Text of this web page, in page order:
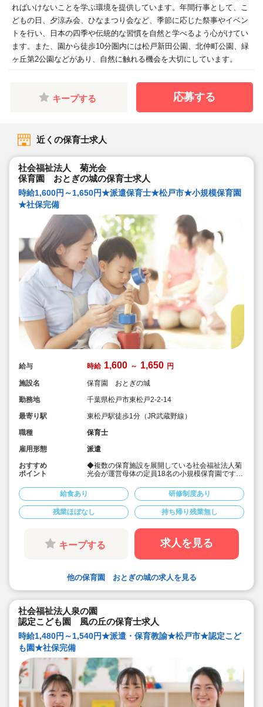
ればいけないことを学ぶ環境を提供しています。年間行事として、こ
どもの日、夕涼み会、ひなまつり会など、季節に応じた祭事やイベン
トを行い、日本の四季や伝統的な習慣を自然と学べるよう心がけてい
ます。また、園から徒歩10分圏内には松戸新田公園、北仲町公園、緑
ヶ丘第2公園などがあり、自然に触れる機会を大切にしています。
キープする 応募する
近くの保育士求人
社会福祉法人 菊光会
保育園 おとぎの城の保育士求人
時給1,600円～1,650円★派遣保育士★松戸市★小規模保育園
★社保完備
給与 時給 1,600 ～ 1,650 円
施設名
保育園 おとぎの城
勤務地
千葉県松戸市東松戸2-2-14
最寄り駅
東松戸駅徒歩1分（JR武蔵野線）
職種
保育士
雇用形態
派遣
おすすめ
ポイント
◆複数の保育施設を展開している社会福祉法人菊
光会が運営母体の定員18名の小規模保育園です。
◆多彩な年間行事を取り入れながら保育を展開し
◆三角の屋根が特徴的なかわいらしい建物♪
◆社会保険完備！
給食あり 研修制度あり
残業ほぼなし 持ち帰り残業無し
キープする 求人を見る
他の保育園 おとぎの城の求人を見る
社会福祉法人泉の園
認定こども園 風の丘の保育士求人
時給1,480円～1,540円★派遣・保育教諭★松戸市★認定こど
も園★社保完備